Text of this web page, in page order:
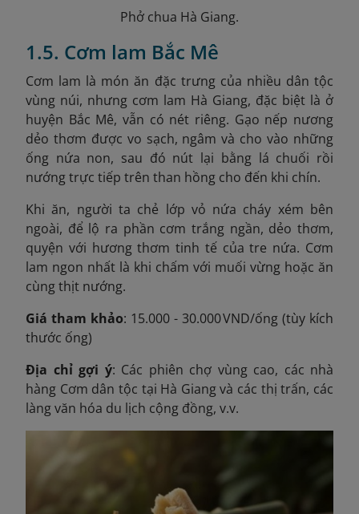
Phở chua Hà Giang.
1.5. Cơm lam Bắc Mê
Cơm lam là món ăn đặc trưng của nhiều dân tộc
vùng núi, nhưng cơm lam Hà Giang, đặc biệt là ở
huyện Bắc Mê, vẫn có nét riêng. Gạo nếp nương
dẻo thơm được vo sạch, ngâm và cho vào những
ống nứa non, sau đó nút lại bằng lá chuối rồi
nướng trực tiếp trên than hồng cho đến khi chín.
Khi ăn, người ta chẻ lớp vỏ nứa cháy xém bên
ngoài, để lộ ra phần cơm trắng ngần, dẻo thơm,
quyện với hương thơm tinh tế của tre nứa. Cơm
lam ngon nhất là khi chấm với muối vừng hoặc ăn
cùng thịt nướng.
Giá tham khảo: 15.000 - 30.000 VND/ống (tùy kích
thước ống)
Địa chỉ gợi ý: Các phiên chợ vùng cao, các nhà
hàng Cơm dân tộc tại Hà Giang và các thị trấn, các
làng văn hóa du lịch cộng đồng, v.v.